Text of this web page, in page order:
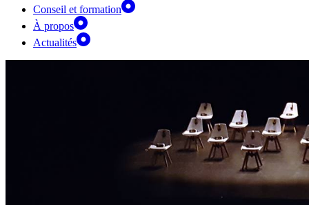
Conseil et formation
À propos
Actualités